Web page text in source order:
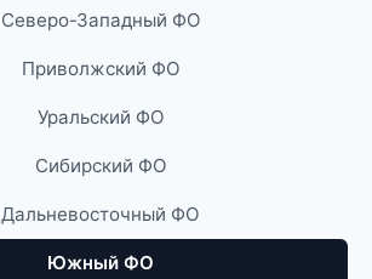
Северо-Западный ФО
Приволжский ФО
Уральский ФО
Сибирский ФО
Дальневосточный ФО
Южный ФО